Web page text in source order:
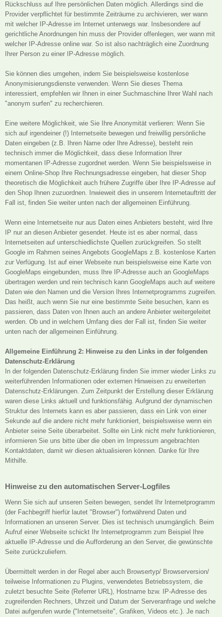
Rückschluss auf Ihre persönlichen Daten möglich. Allerdings sind die
Provider verpflichtet für bestimmte Zeiträume zu archivieren, wer wann
mit welcher IP-Adresse im Internet unterwegs war. Insbesondere auf
gerichtliche Anordnungen hin muss der Provider offenlegen, wer wann mit
welcher IP-Adresse online war. So ist also nachträglich eine Zuordnung
Ihrer Person zu einer IP-Adresse möglich.
Sie können dies umgehen, indem Sie beispielsweise kostenlose
Anonymisierungsdienste verwenden. Wenn Sie dieses Thema
interessiert, empfehlen wir Ihnen in einer Suchmaschine Ihrer Wahl nach
"anonym surfen" zu recherchieren.
Eine weitere Möglichkeit, wie Sie Ihre Anonymität verlieren: Wenn Sie
sich auf irgendeiner (!) Internetseite bewegen und freiwillig persönliche
Daten eingeben (z.B. Ihren Name oder Ihre Adresse), besteht rein
technisch immer die Möglichkeit, dass diese Information Ihrer
momentanen IP-Adresse zugordnet werden. Wenn Sie beispielsweise in
einem Online-Shop Ihre Rechnungsadresse eingeben, hat dieser Shop
theoretisch die Möglichkeit auch frühere Zugriffe über Ihre IP-Adresse auf
den Shop Ihnen zuzuordnen. Inwieweit dies in unserem Internetauftritt der
Fall ist, finden Sie weiter unten nach der allgemeinen Einführung.
Wenn eine Internetseite nur aus Daten eines Anbieters besteht, wird Ihre
IP nur an diesen Anbieter gesendet. Heute ist es aber normal, dass
Internetseiten auf unterschiedlichste Quellen zurückgreifen. So stellt
Google im Rahmen seines Angebots GoogleMaps z.B. kostenlose Karten
zur Verfügung. Ist auf einer Webseite nun beispielsweise eine Karte von
GoogleMaps eingebunden, muss Ihre IP-Adresse auch an GoogleMaps
übertragen werden und rein technisch kann GoogleMaps auch auf weitere
Daten wie den Namen und die Version Ihres Internetprogramms zugreifen.
Das heißt, auch wenn Sie nur eine bestimmte Seite besuchen, kann es
passieren, dass Daten von Ihnen auch an andere Anbieter weitergeleitet
werden. Ob und in welchem Umfang dies der Fall ist, finden Sie weiter
unten nach der allgemeinen Einführung.
Allgemeine Einführung 2: Hinweise zu den Links in der folgenden
Datenschutz-Erklärung
In der folgenden Datenschutz-Erklärung finden Sie immer wieder Links zu
weiterführenden Informationen oder externen Hinweisen zu erweiterten
Datenschutz-Erklärungen. Zum Zeitpunkt der Erstellung dieser Erklärung
waren diese Links aktuell und funktionsfähig. Aufgrund der dynamischen
Struktur des Internets kann es aber passieren, dass ein Link von einer
Sekunde auf die andere nicht mehr funktioniert, beispielsweise wenn ein
Anbieter seine Seite überarbeitet. Sollte ein Link nicht mehr funktionieren,
informieren Sie uns bitte über die oben im Impressum angebrachten
Kontaktdaten, damit wir diesen aktualisieren können. Danke für Ihre
Mithilfe.
Hinweise zu den automatischen Server-Logfiles
Wenn Sie sich auf unseren Seiten bewegen, sendet Ihr Internetprogramm
(der Fachbegriff hierfür lautet "Browser") fortwährend Daten und
Informationen an unseren Server. Dies ist technisch unumgänglich. Beim
Aufruf einer Webseite schickt Ihr Internetprogramm zum Beispiel Ihre
aktuelle IP-Adresse und die Aufforderung an den Server, die gewünschte
Seite zurückzuliefern.
Übermittelt werden in der Regel aber auch Browsertyp/ Browserversion/
teilweise Informationen zu Plugins, verwendetes Betriebssystem, die
zuletzt besuchte Seite (Referrer URL), Hostname bzw. IP-Adresse des
zugreifenden Rechners, Uhrzeit und Datum der Serveranfrage und welche
Datei aufgerufen wurde ("Internetseite", Grafiken, Videos etc.). Je nach